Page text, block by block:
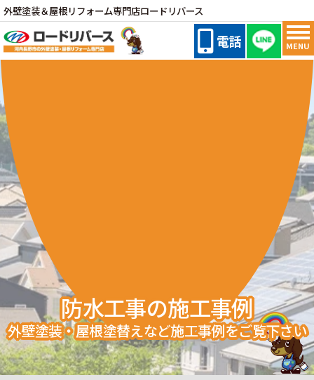
外壁塗装＆屋根リフォーム専門店ロードリバース
電話 MENU
防水工事の施工事例
外壁塗装・屋根塗替えなど施工事例をご覧下さい